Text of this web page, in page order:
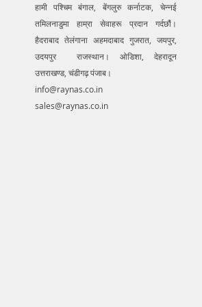
utility
helps
हामी पश्चिम बंगाल, बेंगलुरु कर्नाटक, चेन्नई
तमिलनाडुमा हाम्रा सेवाहरू प्रदान गर्दछौं।
हैदराबाद तेलंगाना अहमदाबाद गुजरात, जयपुर,
उदयपुर राजस्थान। ओडिशा, देहरादून
उत्तराखण्ड, चंडीगढ़ पंजाब।
info@raynas.co.in
sales@raynas.co.in